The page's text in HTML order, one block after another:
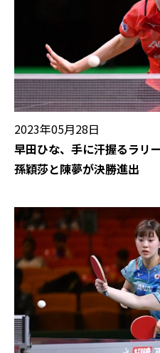
2023年05月28日
早田ひな、手に汗握るラリ
孫穎莎と陳夢が決勝進出